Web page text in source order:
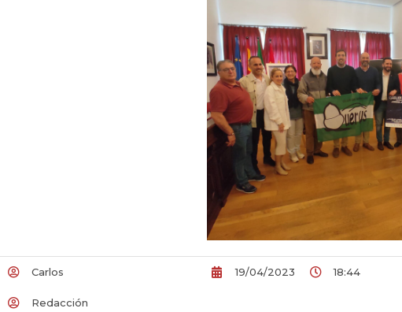
Carlos
Redacción
19/04/2023 18:44